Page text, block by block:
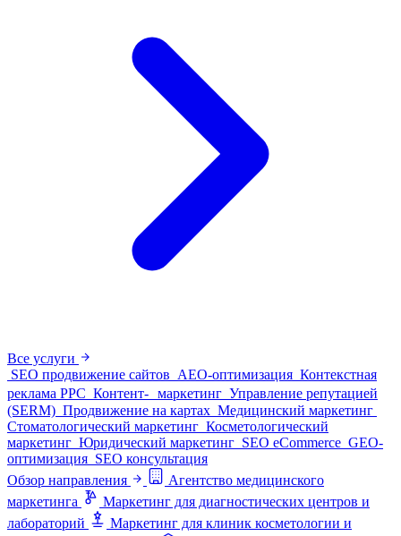
Все услуги
SEO продвижение сайтов AEO-оптимизация Контекстная
реклама PPC Контент- маркетинг Управление репутацией
(SERM) Продвижение на картах Медицинский маркетинг
Стоматологический маркетинг Косметологический
маркетинг Юридический маркетинг SEO eCommerce GEO-
оптимизация SEO консультация
Обзор направления
Агентство медицинского
маркетинга
Маркетинг для диагностических центров и
лабораторий
Маркетинг для клиник косметологии и